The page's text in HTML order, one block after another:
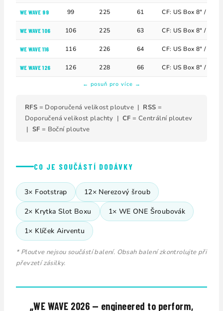
WE WAVE 99 99 225 61 CF: US Box 8" / SF:
WE WAVE 106 106 225 63 CF: US Box 8" / SF:
WE WAVE 116 116 226 64 CF: US Box 8" / SF:
WE WAVE 126 126 228 66 CF: US Box 8" / SF:
RFS = Doporučená velikost ploutve | RSS =
Doporučená velikost plachty | CF = Centrální ploutev
| SF = Boční ploutve
CO JE SOUČÁSTÍ DODÁVKY
3× Footstrap 12× Nerezový šroub
2× Krytka Slot Boxu 1× WE ONE Šroubovák
1× Klíček Airventu
* Ploutve nejsou součástí balení. Obsah balení zkontrolujte při
převzetí zásilky.
„WE WAVE 2026 — engineered to perform,